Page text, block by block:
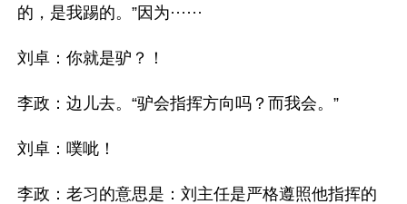
的，是我踢的。”因为······
刘卓：你就是驴？！
李政：边儿去。“驴会指挥方向吗？而我会。”
刘卓：噗呲！
李政：老习的意思是：刘主任是严格遵照他指挥的